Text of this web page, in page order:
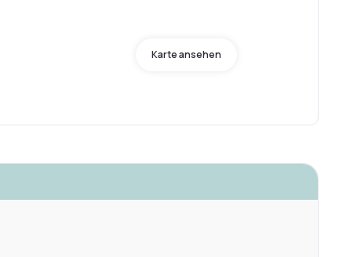
Karte ansehen